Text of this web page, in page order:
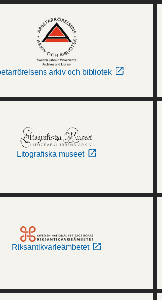
arkiv och bibliotek
Litografiska museet
Riksantikvarieämbetet